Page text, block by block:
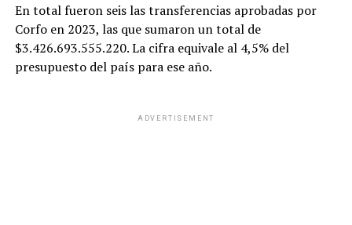
En total fueron seis las transferencias aprobadas por
Corfo en 2023, las que sumaron un total de
$3.426.693.555.220. La cifra equivale al 4,5% del
presupuesto del país para ese año.
ADVERTISEMENT